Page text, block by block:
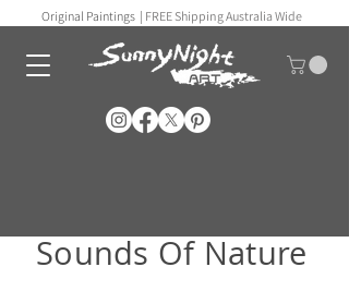
Original Paintings | FREE Shipping Australia Wide
Sounds Of Nature